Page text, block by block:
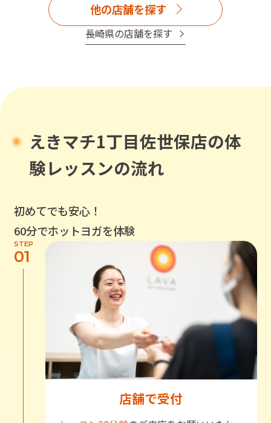
他の店舗を探す
長崎県の店舗を探す
えきマチ1丁目佐世保店の体
験レッスンの流れ
初めてでも安心！
60分でホットヨガを体験
STEP
01
店舗で受付